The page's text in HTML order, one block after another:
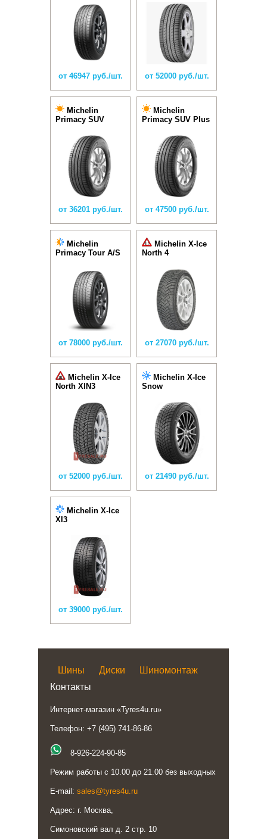
от 46947 руб./шт. от 52000 руб./шт.
Michelin
Primacy SUV
от 36201 руб./шт.
Michelin
Primacy SUV Plus
от 47500 руб./шт.
Michelin
Primacy Tour A/S
от 78000 руб./шт.
Michelin X-Ice
North 4
от 27070 руб./шт.
Michelin X-Ice
North XIN3
от 52000 руб./шт.
Michelin X-Ice
Snow
от 21490 руб./шт.
Michelin X-Ice
XI3
от 39000 руб./шт.
Шины Диски
Шиномонтаж
Контакты
Интернет-магазин «Tyres4u.ru»
Телефон: +7 (495) 741-86-86
8-926-224-90-85
Режим работы с 10.00 до 21.00 без выходных
E-mail: sales@tyres4u.ru
Адрес: г. Москва,
Симоновский вал д. 2 стр. 10